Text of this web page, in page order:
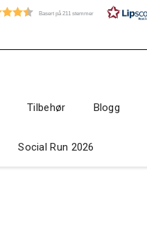
Basert på 211 stemmer
Tilbehør Blogg
Social Run 2026